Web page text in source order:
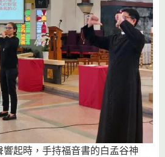
起時，手持福音書的白孟谷神